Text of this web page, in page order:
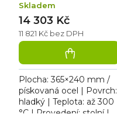
Skladem
11 821 Kč bez DPH
14 303 Kč
Plocha: 365×240 mm /
pískovaná ocel | Povrch:
hladký | Teplota: až 300
°C | Provedení: stolní |